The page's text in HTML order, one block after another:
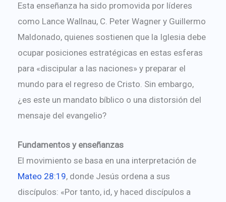
Esta enseñanza ha sido promovida por líderes
como Lance Wallnau, C. Peter Wagner y Guillermo
Maldonado, quienes sostienen que la Iglesia debe
ocupar posiciones estratégicas en estas esferas
para «discipular a las naciones» y preparar el
mundo para el regreso de Cristo. Sin embargo,
¿es este un mandato bíblico o una distorsión del
mensaje del evangelio?
Fundamentos y enseñanzas
El movimiento se basa en una interpretación de
Mateo 28:19, donde Jesús ordena a sus
discípulos: «Por tanto, id, y haced discípulos a